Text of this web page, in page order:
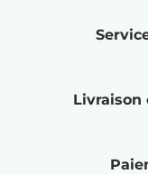
Livraison